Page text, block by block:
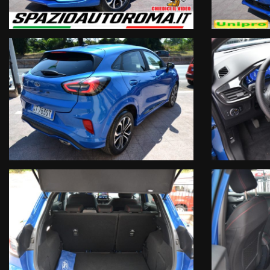
- Ufficiale Ford Italia (No Import)
- Vettura unico proprietario iva deducibile regolarmente
Motorizzazione & Trasmissione:
- 1.0 Hybrid 125cv EURO6D Temp
- OK NEOPATENTATI
- Trazione anteriore
- Cambio manuale 6 rapporti
Sicurezza:
- Tecnologia DNA Ford
- Fari full led
- Specchietti retrovisori esterni ripiegabili elettricamente
- Montaggio seggiolino bambini ISOFIX
- Sensore pressione pneumatici
- Sensori di parcheggio posteriori
- Sistema lettura cartelli stradali
- Sistema anticollisione
- Sistema mantenimento carreggiata
- Sistema rilevamento stanchezza conducente
Audio & Comunicazione: